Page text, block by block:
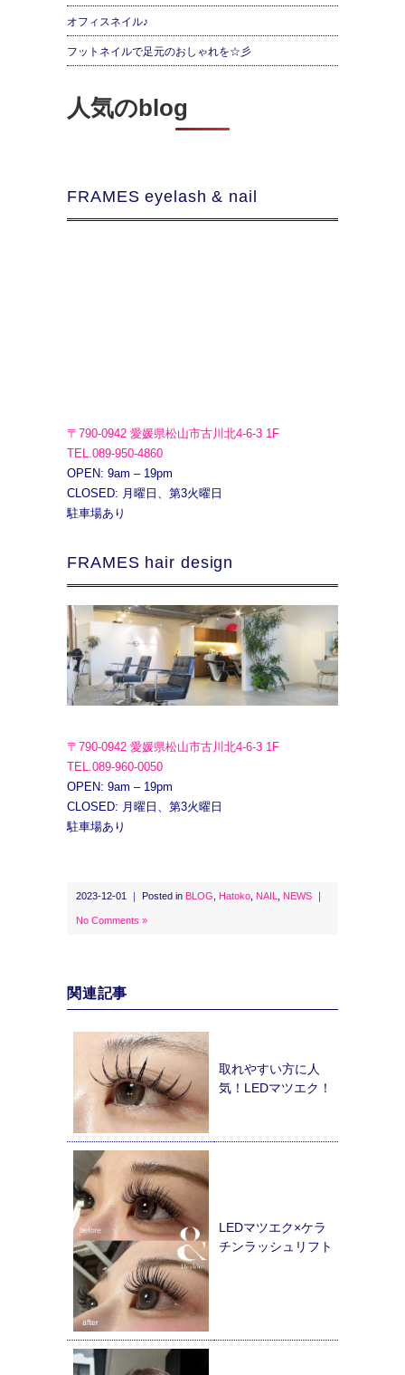
オフィスネイル♪
フットネイルで足元のおしゃれを☆彡
人気のblog
FRAMES eyelash & nail
〒790-0942 愛媛県松山市古川北4-6-3 1F
TEL.089-950-4860
OPEN: 9am – 19pm
CLOSED: 月曜日、第3火曜日
駐車場あり
FRAMES hair design
〒790-0942 愛媛県松山市古川北4-6-3 1F
TEL.089-960-0050
OPEN: 9am – 19pm
CLOSED: 月曜日、第3火曜日
駐車場あり
2023-12-01 ｜ Posted in BLOG Hatoko NAIL NEWS ｜
No Comments »
関連記事
取れやすい方に人
気！LEDマツエク！
LEDマツエク×ケラ
チンラッシュリフト